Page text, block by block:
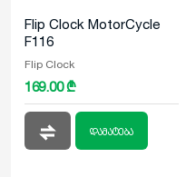
Flip Clock MotorCycle
F116
Flip Clock
169.00 ₾
დამატება